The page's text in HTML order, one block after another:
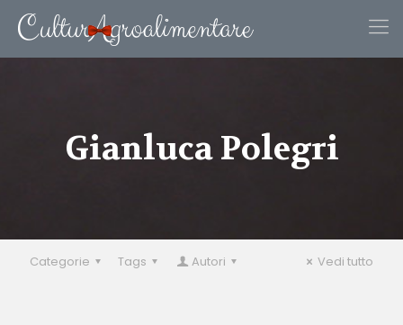
Gianluca Polegri
Categorie Tags Autori Vedi tutto